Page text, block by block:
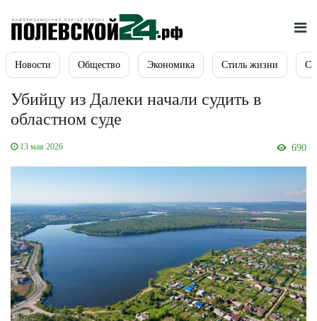
Новости Общество Экономика Стиль жизни
Убийцу из Далеки начали судить в
областном суде
13 мая 2026 690